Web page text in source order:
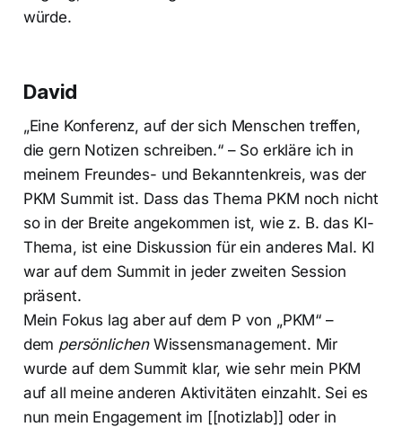
würde.
David
„Eine Konferenz, auf der sich Menschen treffen,
die gern Notizen schreiben.“ – So erkläre ich in
meinem Freundes- und Bekanntenkreis, was der
PKM Summit ist. Dass das Thema PKM noch nicht
so in der Breite angekommen ist, wie z. B. das KI-
Thema, ist eine Diskussion für ein anderes Mal. KI
war auf dem Summit in jeder zweiten Session
präsent.
Mein Fokus lag aber auf dem P von „PKM“ –
dem persönlichenWissensmanagement. Mir
wurde auf dem Summit klar, wie sehr mein PKM
auf all meine anderen Aktivitäten einzahlt. Sei es
nun mein Engagement im [[notizlab]] oder in